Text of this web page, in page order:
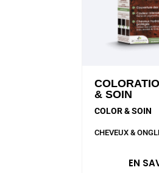
& SOIN
COLOR & SOIN
CHEVEUX &
EN